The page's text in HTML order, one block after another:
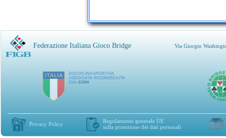
Federazione Italiana Gioco Bridge Via Giorgio
Privacy Policy
Regolamento generale UE
sulla protezione dei dati personali